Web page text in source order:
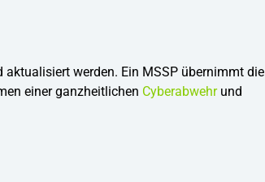
werden. Ein MSSP übernimmt die
einer ganzheitlichen Cyberabwehrund